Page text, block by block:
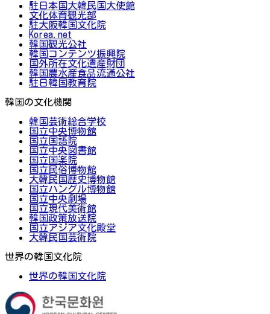
駐日本国大韓民国大使館
文化体育観光部
駐大阪韓国文化院
Korea.net
韓国観光公社
韓国コンテンツ振興院
国外所在文化遺産財団
韓国農水産食品流通公社
駐日韓国教育院
韓国の文化機関
韓国芸術総合学校
国立中央博物館
国立国語院
国立中央図書館
国立国楽院
国立民俗博物館
大韓民国歴史博物館
国立ハングル博物館
国立中央劇場
国立現代美術館
韓国政策放送院
国立アジア文化殿堂
大韓民国芸術院
世界の韓国文化院
世界の韓国文化院